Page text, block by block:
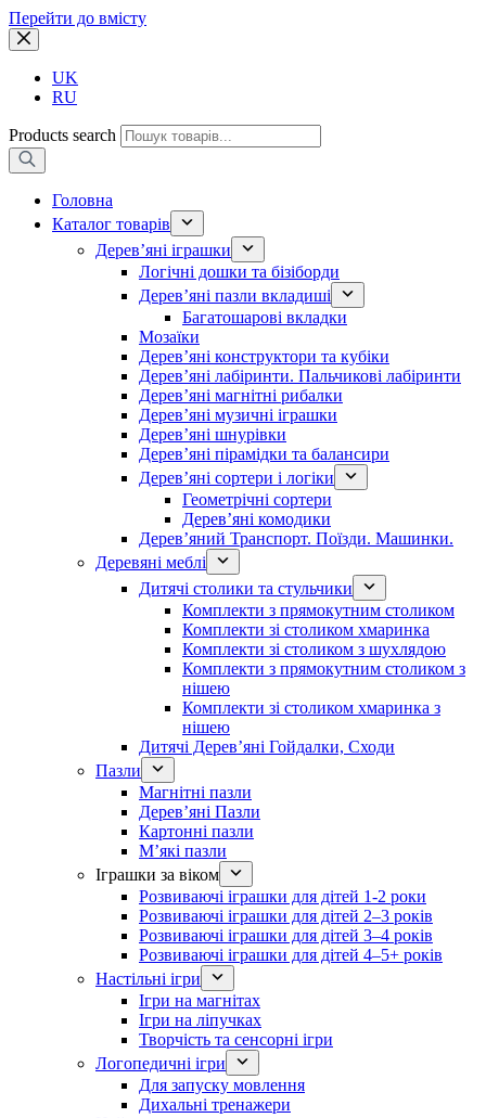
Перейти до вмісту
UK
RU
Products search
Головна
Каталог товарів
Дерев’яні іграшки
Логічні дошки та бізіборди
Дерев’яні пазли вкладиші
Багатошарові вкладки
Мозаїки
Дерев’яні конструктори та кубіки
Дерев’яні лабіринти. Пальчикові лабіринти
Дерев’яні магнітні рибалки
Дерев’яні музичні іграшки
Дерев’яні шнурівки
Дерев’яні пірамідки та балансири
Дерев’яні сортери і логіки
Геометрічні сортери
Дерев’яні комодики
Дерев’яний Транспорт. Поїзди. Машинки.
Деревяні меблі
Дитячі столики та стульчики
Комплекти з прямокутним столиком
Комплекти зі столиком хмаринка
Комплекти зі столиком з шухлядою
Комплекти з прямокутним столиком з
нішею
Комплекти зі столиком хмаринка з
нішею
Дитячі Дерев’яні Гойдалки, Сходи
Пазли
Магнітні пазли
Дерев’яні Пазли
Картонні пазли
М’які пазли
Іграшки за віком
Розвиваючі іграшки для дітей 1-2 роки
Розвиваючі іграшки для дітей 2–3 років
Розвиваючі іграшки для дітей 3–4 років
Розвиваючі іграшки для дітей 4–5+ років
Настільні ігри
Ігри на магнітах
Ігри на ліпучках
Творчість та сенсорні ігри
Логопедичні ігри
Для запуску мовлення
Дихальні тренажери